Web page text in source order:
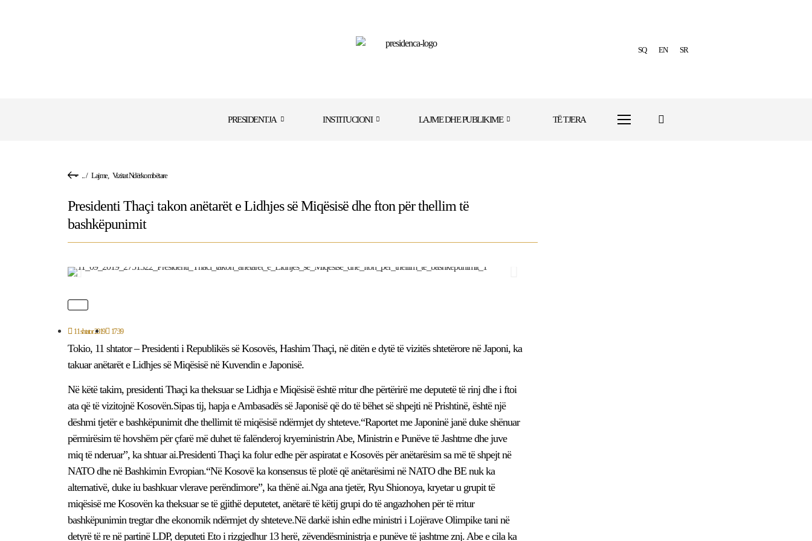
SQ EN SR
PRESIDENTJA INSTITUCIONI LAJME DHE PUBLIKIME TË TJERA
/ Lajme, Vizitat Ndërkombëtare
Presidenti Thaçi takon anëtarët e Lidhjes së Miqësisë dhe fton për thellim të
bashkëpunimit
11 shtator 2019 17:39
Tokio, 11 shtator – Presidenti i Republikës së Kosovës, Hashim Thaçi, në ditën e dytë të vizitës shtetërore në Japoni, ka
takuar anëtarët e Lidhjes së Miqësisë në Kuvendin e Japonisë.
Në këtë takim, presidenti Thaçi ka theksuar se Lidhja e Miqësisë është rritur dhe përtërirë me deputetë të rinj dhe i ftoi
ata që të vizitojnë Kosovën.Sipas tij, hapja e Ambasadës së Japonisë që do të bëhet së shpejti në Prishtinë, është një
dëshmi tjetër e bashkëpunimit dhe thellimit të miqësisë ndërmjet dy shteteve.“Raportet me Japoninë janë duke shënuar
përmirësim të hovshëm për çfarë më duhet të falënderoj kryeministrin Abe, Ministrin e Punëve të Jashtme dhe juve
miq të nderuar”, ka shtuar ai.Presidenti Thaçi ka folur edhe për aspiratat e Kosovës për anëtarësim sa më të shpejt në
NATO dhe në Bashkimin Evropian.“Në Kosovë ka konsensus të plotë që anëtarësimi në NATO dhe BE nuk ka
alternativë, duke iu bashkuar vlerave perëndimore”, ka thënë ai.Nga ana tjetër, Ryu Shionoya, kryetar u grupit të
miqësisë me Kosovën ka theksuar se të gjithë deputetet, anëtarë të këtij grupi do të angazhohen për të rritur
bashkëpunimin tregtar dhe ekonomik ndërmjet dy shteteve.Në darkë ishin edhe ministri i Lojërave Olimpike tani në
detyrë të re në partinë LDP, deputeti Eto i rizgjedhur 13 herë, zëvendësministrja e punëve të jashtme znj. Abe e cila ka